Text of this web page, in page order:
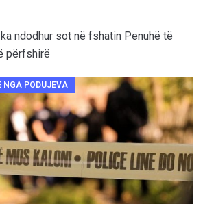
ndodhur sot në fshatin Penuhë të
përfshirë
NGA PODUJEVA